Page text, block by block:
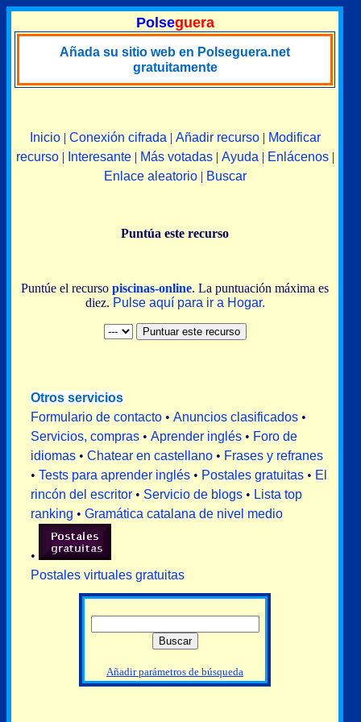
Polseguera
Añada su sitio web en Polseguera.net
gratuitamente
Inicio| Conexión cifrada | Añadir recurso| Modificar
recurso| Interesante| Más votadas| Ayuda | Enlácenos|
Enlace aleatorio| Buscar
Puntúa este recurso
Puntúe el recurso piscinas-online. La puntuación máxima es
diez. Pulse aquí para ir a Hogar.
Otros servicios
Formulario de contacto • Anuncios clasificados •
Servicios, compras • Aprender inglés • Foro de
idiomas • Chatear en castellano • Frases y refranes
• Tests para aprender inglés • Postales gratuitas • El
rincón del escritor • Servicio de blogs • Lista top
ranking • Gramática catalana de nivel medio
•
Postales virtuales gratuitas
Añadir parámetros de búsqueda